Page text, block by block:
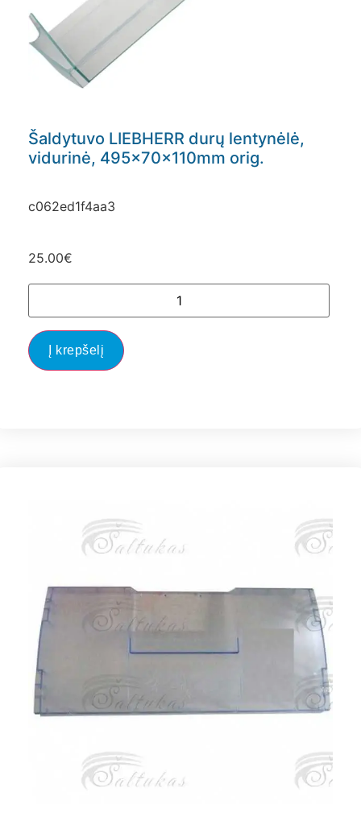
Šaldytuvo LIEBHERR durų lentynėlė,
vidurinė, 495x70x110mm orig.
c062ed1f4aa3
25.00€
Į krepšelį